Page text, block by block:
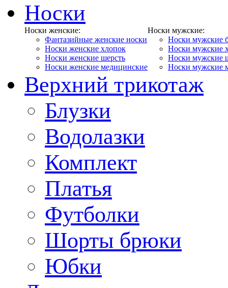
Носки
Носки женские:
Фантазийные женские носки
Носки женские хлопок
Носки женские шерсть
Носки женские медицинские
Носки мужские:
Носки мужские
Носки мужские
Носки мужские
Носки мужские
Верхний трикотаж
Блузки
Водолазки
Комплект
Платья
Футболки
Шорты брюки
Юбки